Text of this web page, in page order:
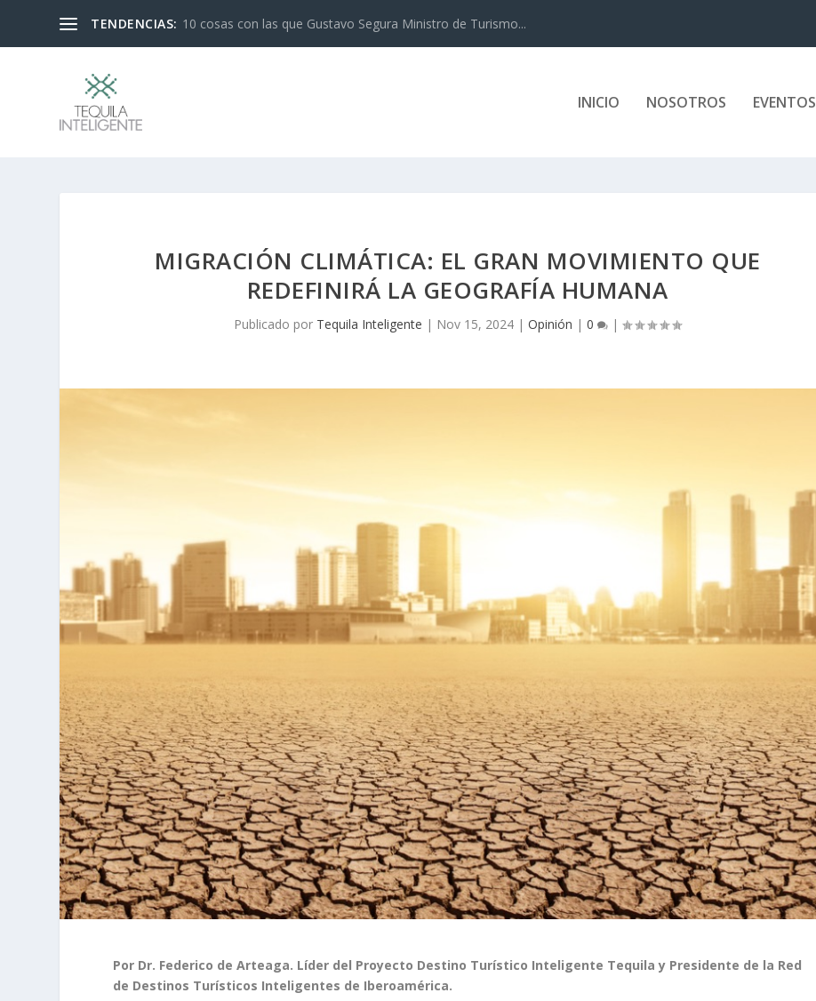
TENDENCIAS: 10 cosas con las que Gustavo Segura Ministro de Turismo...
INICIO NOSOTROS EVENTOS
MIGRACIÓN CLIMÁTICA: EL GRAN MOVIMIENTO QUE
REDEFINIRÁ LA GEOGRAFÍA HUMANA
Publicado por Tequila Inteligente | Nov 15, 2024 |Opinión |0 |
Por Dr. Federico de Arteaga. Líder del Proyecto Destino Turístico Inteligente Tequila y Presidente de la Red
de Destinos Turísticos Inteligentes de Iberoamérica.